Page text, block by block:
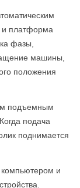
и платформа
фазы,
машины,
положения
подъемным
подача
поднимается
и